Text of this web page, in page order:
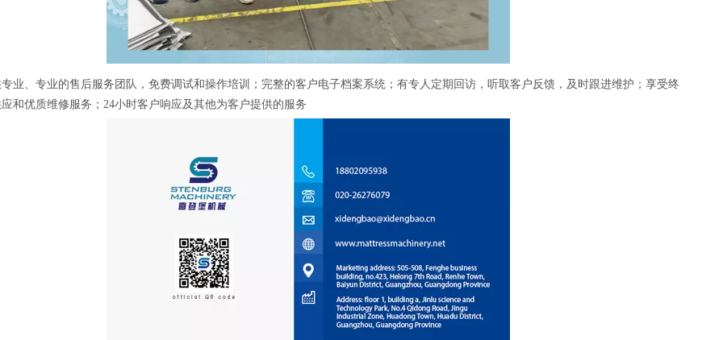
业、专业的售后服务团队，免费调试和操作培训；完整的客户电子档案系统；有专人定期回访，听取客户反馈，及时跟进维护；享受终
和优质维修服务；24小时客户响应及其他为客户提供的服务